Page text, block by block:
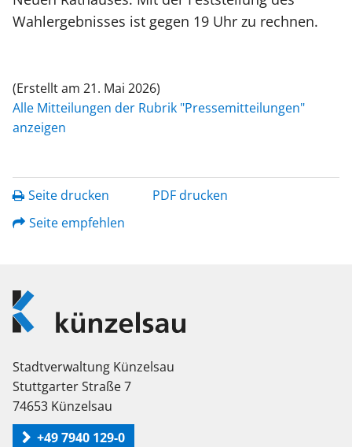
Wahlergebnisses ist gegen 19 Uhr zu rechnen.
(Erstellt am 21. Mai 2026)
Alle Mitteilungen der Rubrik "Pressemitteilungen"
anzeigen
Seite drucken
PDF drucken
Seite empfehlen
Logo
Künzelsau
Stadtverwaltung Künzelsau
Stuttgarter Straße 7
74653 Künzelsau
+49 7940 129-0